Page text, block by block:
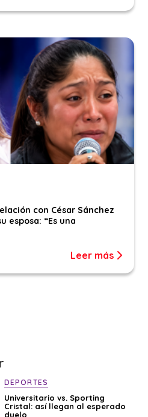
con César Sánchez
esposa: “Es una
Leer más
DEPORTES
Universitario vs. Sporting
Cristal: así llegan al esperado
duelo